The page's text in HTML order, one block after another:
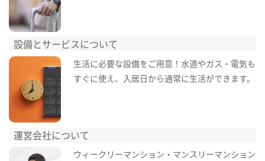
設備とサービスについて
生活に必要な設備をご用意！水道やガス・電気も
すぐに使え、入居日から通常に生活ができます。
運営会社について
ウィークリーマンション・マンスリーマンション